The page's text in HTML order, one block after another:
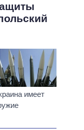
имеет